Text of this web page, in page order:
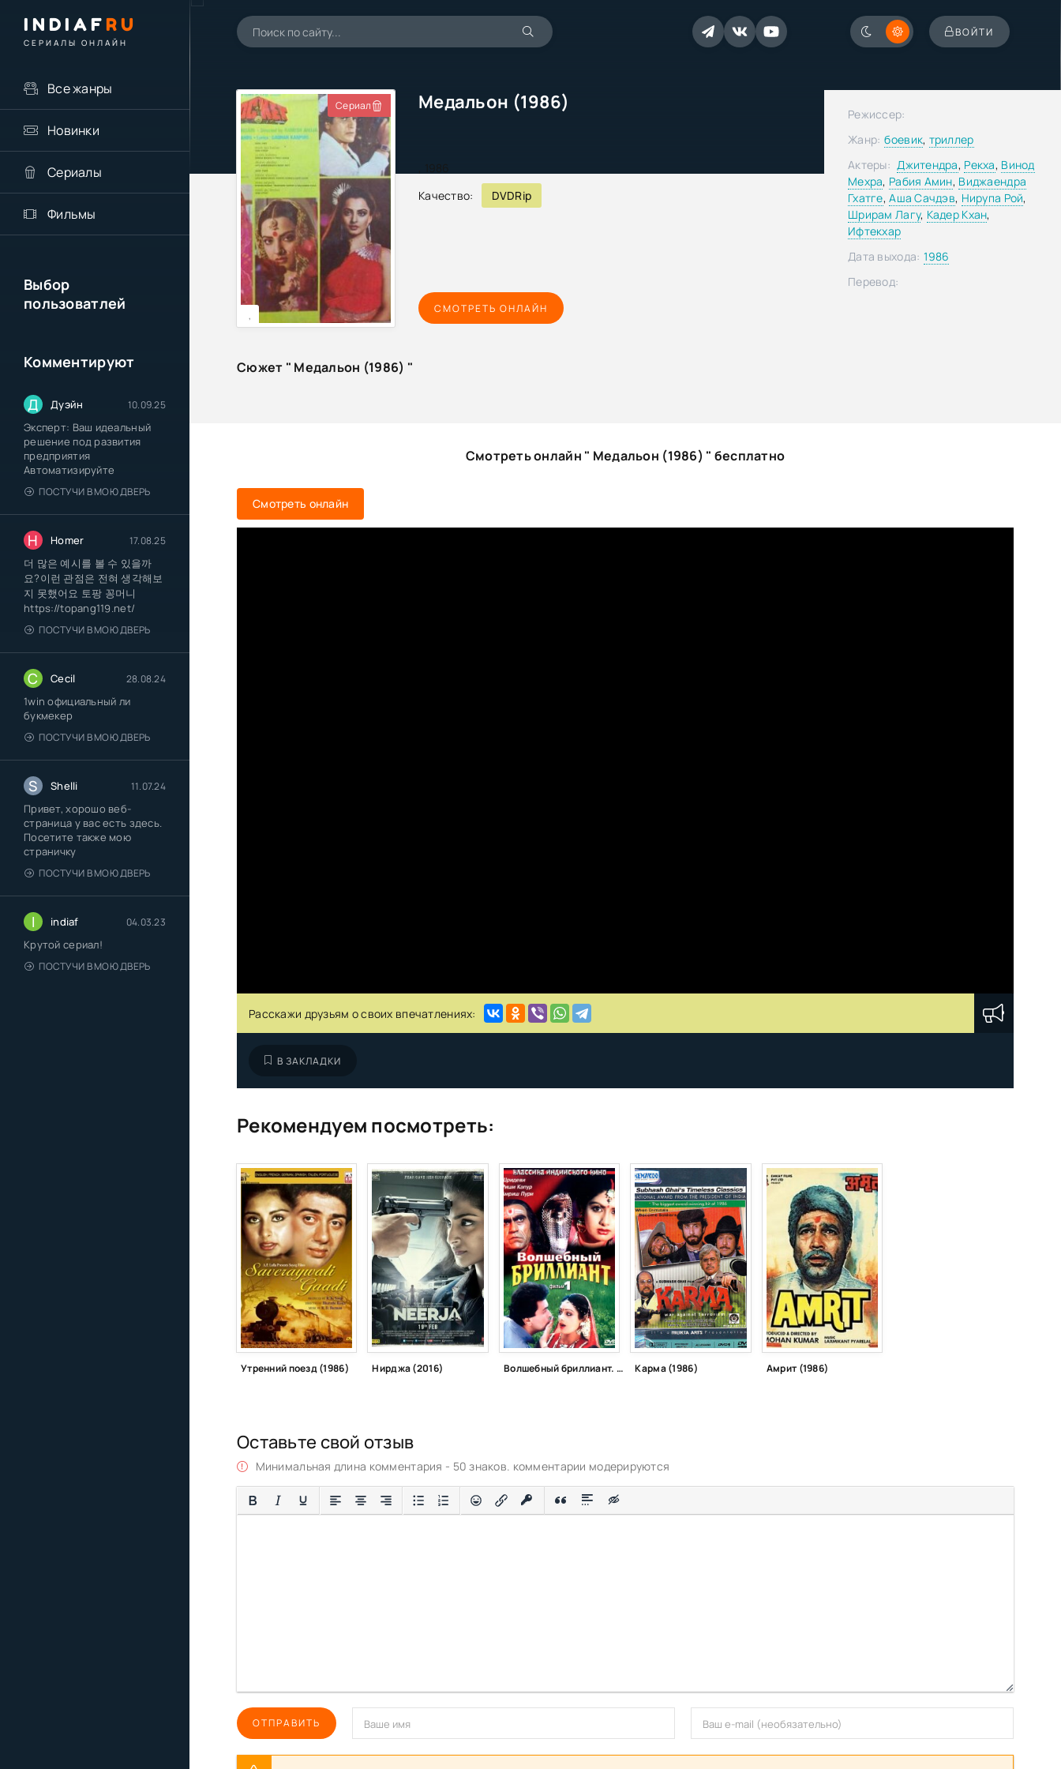
INDIAFRU
СЕРИАЛЫ ОНЛАЙН
ВОЙТИ
Все жанры
Новинки
Сериалы
Фильмы
Выбор
пользоватлей
Комментируют
Д Дуэйн 10.09.25
Эксперт: Ваш идеальный
решение под развития
предприятия
Автоматизируйте
ПОСТУЧИ В МОЮ ДВЕРЬ
H Homer 17.08.25
더 많은 예시를 볼 수 있을까
요?이런 관점은 전혀 생각해보
지 못했어요 토팡 꽁머니
https://topang119.net/
ПОСТУЧИ В МОЮ ДВЕРЬ
C Cecil 28.08.24
1win официальный ли
букмекер
ПОСТУЧИ В МОЮ ДВЕРЬ
S Shelli 11.07.24
Привет, хорошо веб-
страница у вас есть здесь.
Посетите также мою
страничку
ПОСТУЧИ В МОЮ ДВЕРЬ
I indiaf 04.03.23
Крутой сериал!
ПОСТУЧИ В МОЮ ДВЕРЬ
Медальон (1986)
1986
Качество:
DVDRip
Сериал
,
СМОТРЕТЬ ОНЛАЙН
Режиссер:
Жанр: боевик, триллер
Актеры: Джитендра, Рекха, Винод
Мехра, Рабия Амин, Виджаендра
Гхатге,Аша Сачдэв, Нирупа Рой,
Шрирам Лагу, Кадер Кхан,
Ифтекхар
Дата выхода: 1986
Перевод:
Сюжет " Медальон (1986) "
Смотреть онлайн " Медальон (1986) " бесплатно
Смотреть онлайн
Расскажи друзьям о своих впечатлениях:
В ЗАКЛАДКИ
Рекомендуем посмотреть:
Утренний поезд (1986) Нирджа (2016) Волшебный бриллиант. Фильм 1 (1986) Карма (1986) Амрит (1986)
Оставьте свой отзыв
Минимальная длина комментария - 50 знаков. комментарии модерируются
ОТПРАВИТЬ